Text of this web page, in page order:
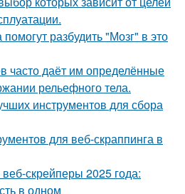
разбудить "Мозг" в это
часто даёт им определённые
рельефного тела.
инструментов для сбора
для веб-скраппинга в
скрейперы 2025 года:
в одном